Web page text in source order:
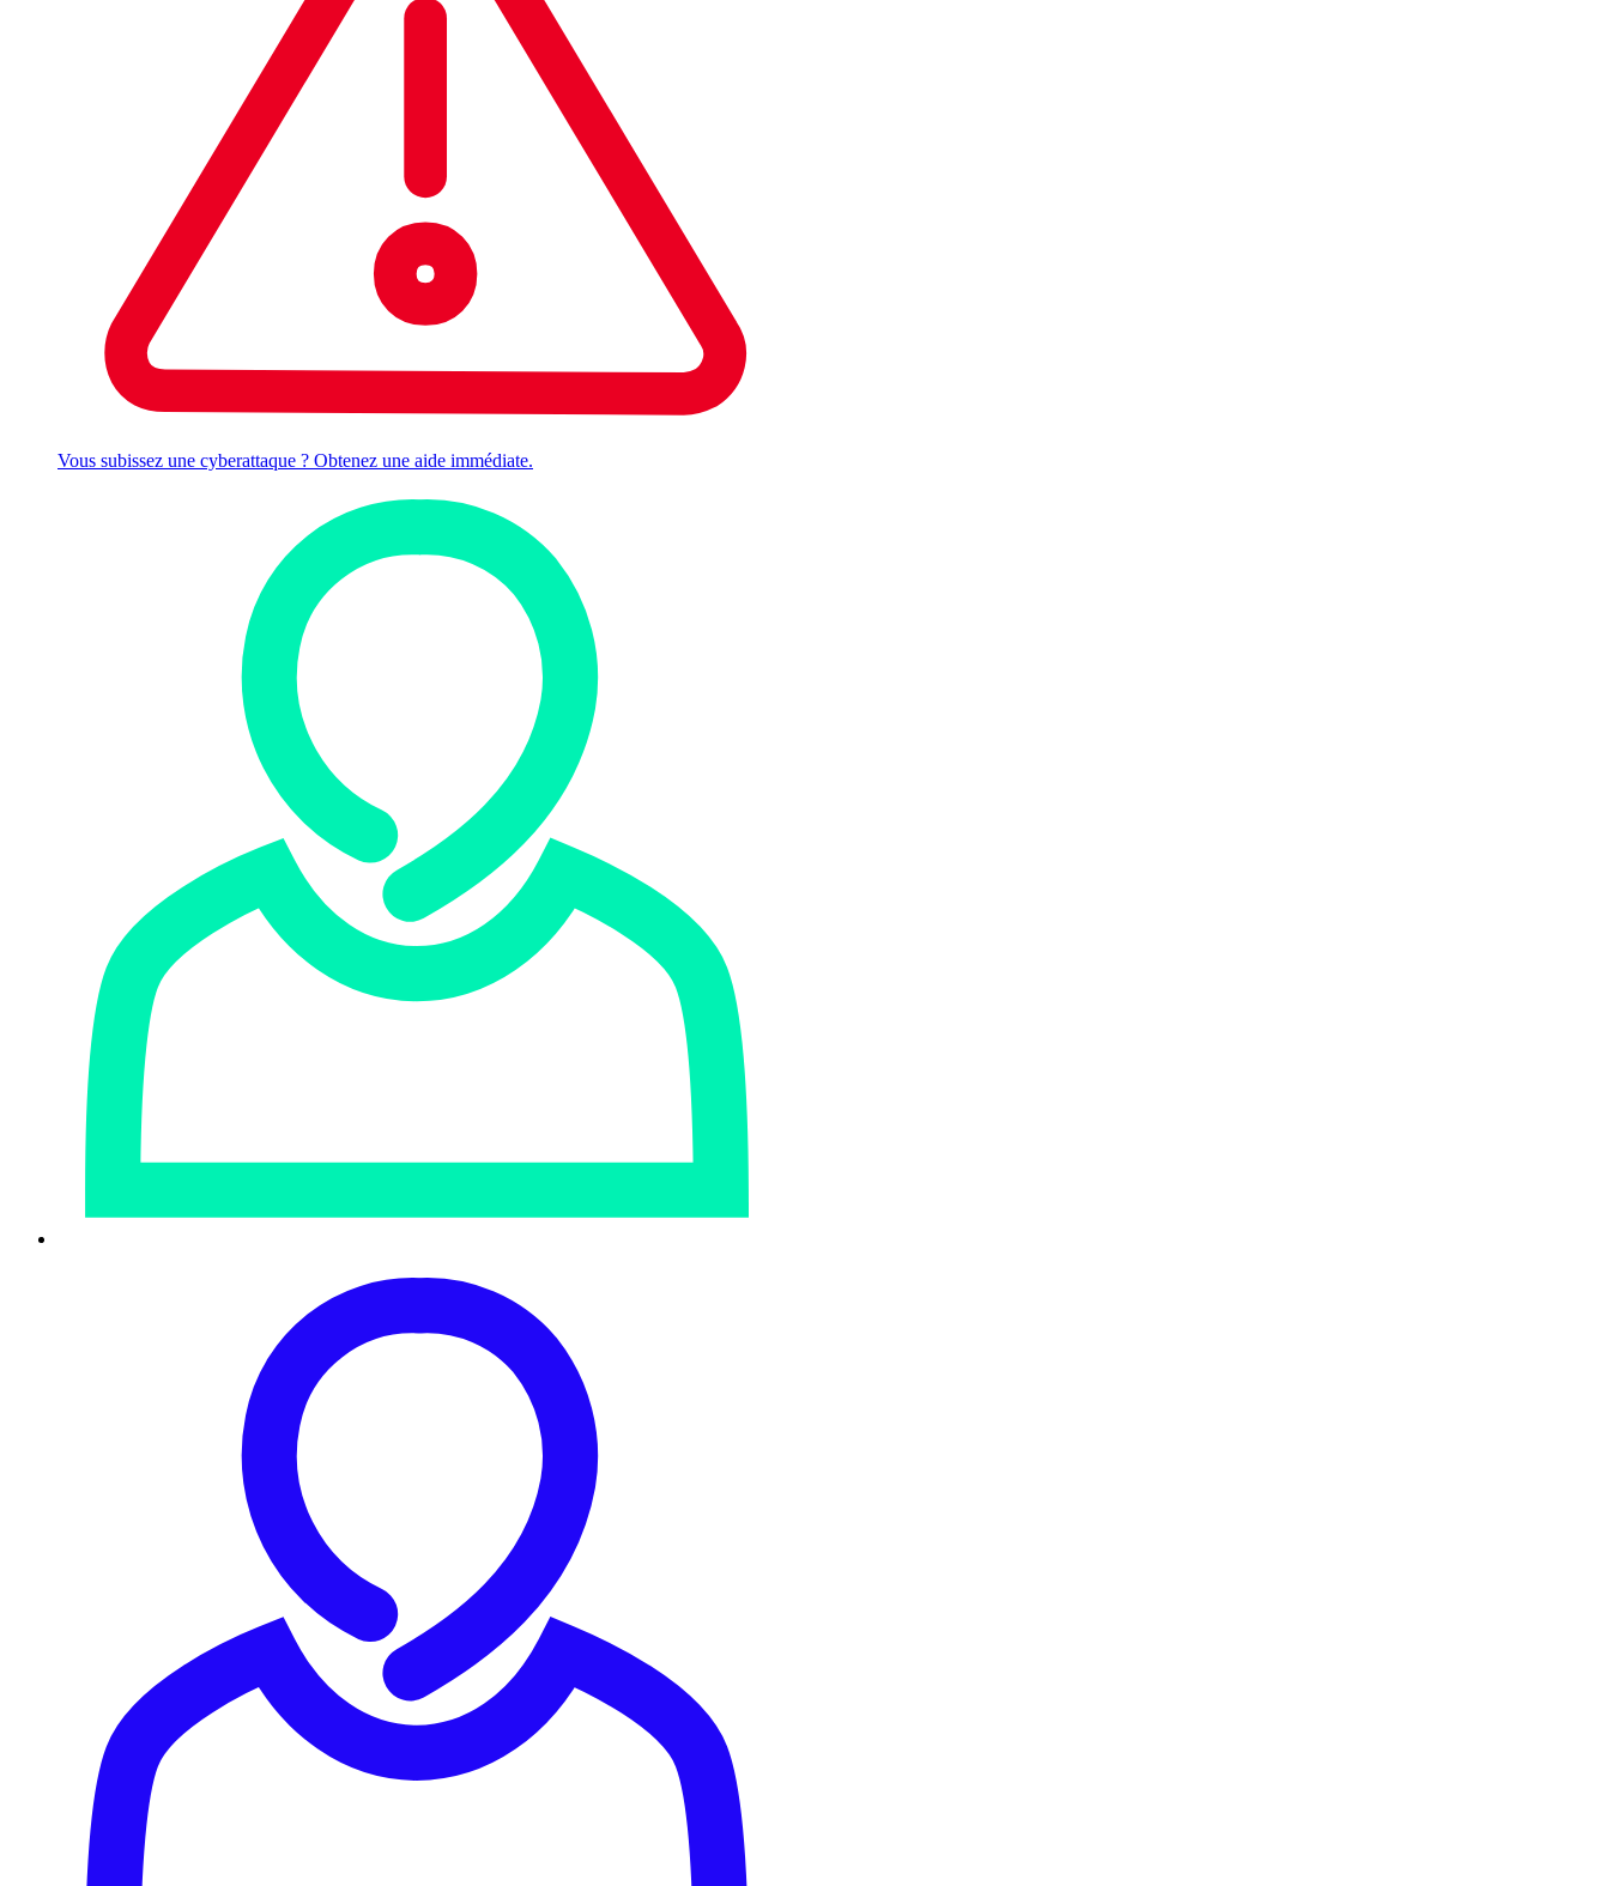
Vous subissez une cyberattaque ? Obtenez une aide immédiate.